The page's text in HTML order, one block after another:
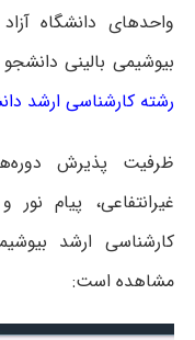
واحدهای دانشگاه
بیوشیمی بالینی
رشته کارشناسی ارشد
ظرفیت پذیرش
غیرانتفاعی، پیام
کارشناسی ارشد
مشاهده است: